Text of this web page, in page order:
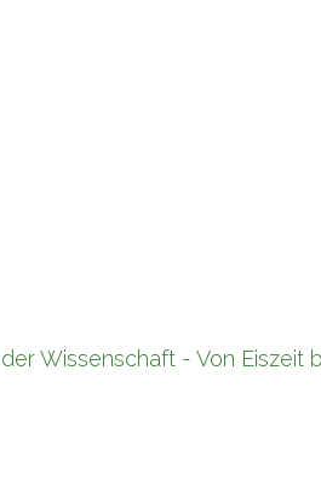
Wissenschaft - Von Eiszeit